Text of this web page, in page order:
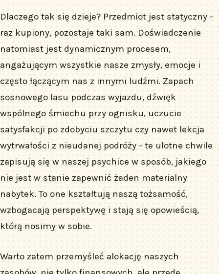
Dlaczego tak się dzieje? Przedmiot jest statyczny -
raz kupiony, pozostaje taki sam. Doświadczenie
natomiast jest dynamicznym procesem,
angażującym wszystkie nasze zmysły, emocje i
często łączącym nas z innymi ludźmi. Zapach
sosnowego lasu podczas wyjazdu, dźwięk
wspólnego śmiechu przy ognisku, uczucie
satysfakcji po zdobyciu szczytu czy nawet lekcja
wytrwałości z nieudanej podróży - te ulotne chwile
zapisują się w naszej psychice w sposób, jakiego
nie jest w stanie zapewnić żaden materialny
nabytek. To one kształtują naszą tożsamość,
wzbogacają perspektywę i stają się opowieścią,
którą nosimy w sobie.
Warto zatem przemyśleć alokację naszych